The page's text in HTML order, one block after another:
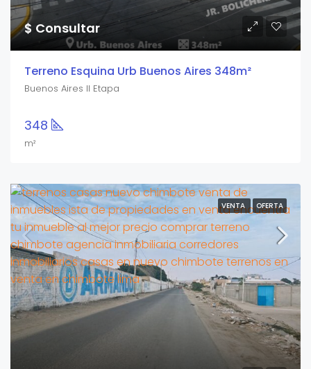
$ Consultar
Terreno Esquina Urb Buenos Aires 348m²
Buenos Aires II Etapa
348
m²
VENTA OFERTA